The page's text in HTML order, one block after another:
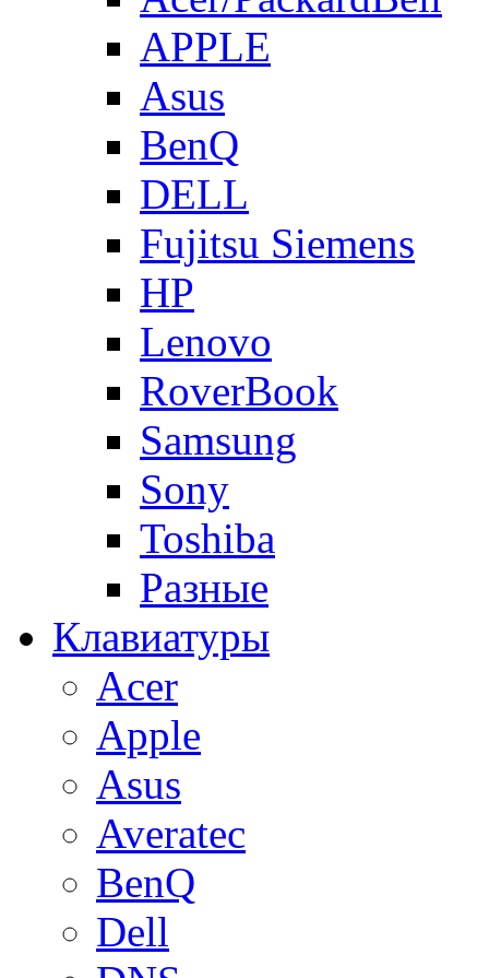
APPLE
Asus
BenQ
DELL
Fujitsu Siemens
HP
Lenovo
RoverBook
Samsung
Sony
Toshiba
Разные
Клавиатуры
Acer
Apple
Asus
Averatec
BenQ
Dell